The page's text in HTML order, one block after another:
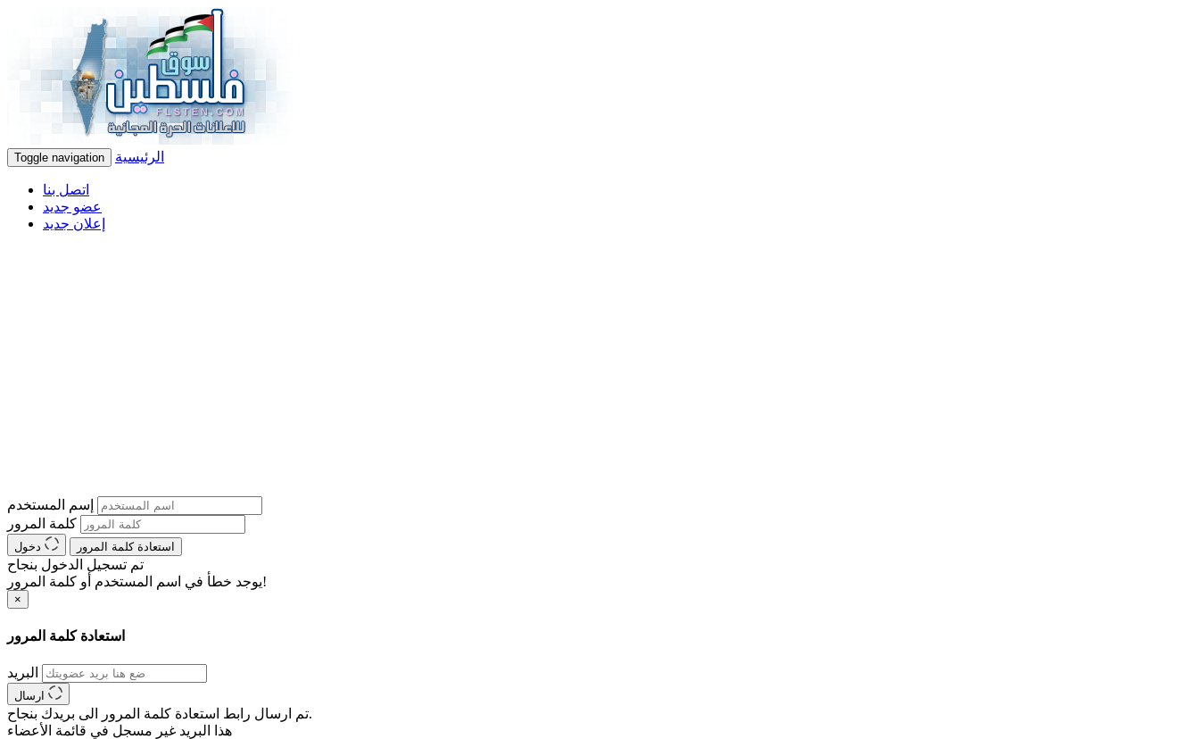
Toggle navigation الرئيسية
اتصل بنا
عضو جديد
إعلان جديد
إسم المستخدم
كلمة المرور
استعادة كلمة المرور
تم تسجيل الدخول بنجاح
يوجد خطأ في اسم المستخدم أو كلمة المرور!
×
استعادة كلمة المرور
البريد
تم ارسال رابط استعادة كلمة المرور الى بريدك بنجاح.
هذا البريد غير مسجل في قائمة الأعضاء